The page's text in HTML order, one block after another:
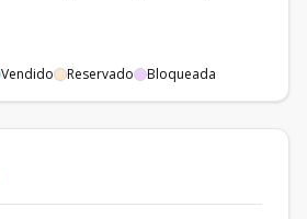
Vendido Reservado Bloqueada